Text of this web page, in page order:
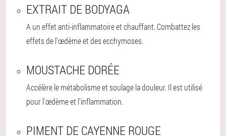
EXTRAIT DE BODYAGA
A un effet anti-inflammatoire et chauffant. Combattez les
effets de l'œdème et des ecchymoses.
MOUSTACHE DORÉE
Accélère le métabolisme et soulage la douleur. Il est utilisé
pour l'œdème et l'inflammation.
PIMENT DE CAYENNE ROUGE